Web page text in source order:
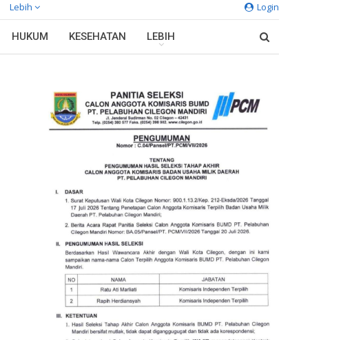
Login
Lebih
HUKUM KESEHATAN LEBIH